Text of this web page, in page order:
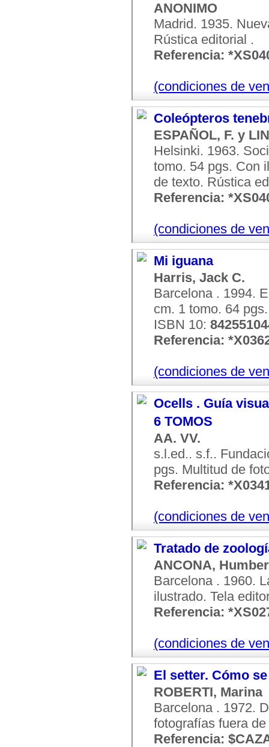
ANONIMO
Madrid. 1935.
Rústica editorial .
Referencia:
(condiciones de
Coleópteros
ESPAÑOL, F. y
Helsinki. 1963.
tomo. 54 pgs. Con
de texto. Rústica
Referencia:
(condiciones de
Mi iguana
Harris, Jack C.
Barcelona . 1994.
cm. 1 tomo. 64
ISBN 10:
Referencia:
(condiciones de
Ocells . Guía
6 TOMOS
AA. VV.
s.l.ed.. s.f..
pgs. Multitud de
Referencia:
(condiciones de
Tratado de
ANCONA,
Barcelona . 1960.
ilustrado. Tela
Referencia:
(condiciones de
El setter. Cómo
ROBERTI, Marina
Barcelona . 1972.
fotografías fuera
Referencia: